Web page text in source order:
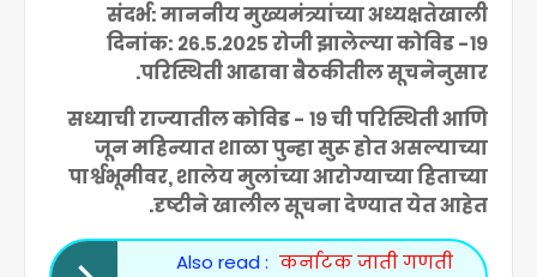
संदर्भ: माननीय मुख्यमंत्र्यांच्या अध्यक्षतेखाली
दिनांक: २६.५.२०२५ रोजी झालेल्या कोविड -१९
परिस्थिती आढावा बैठकीतील सूचनेनुसार.
सध्याची राज्यातील कोविड - १९ ची परिस्थिती आणि
जून महिन्यात शाळा पुन्हा सुरू होत असल्याच्या
पार्श्वभूमीवर, शालेय मुलांच्या आरोग्याच्या हिताच्या
दृष्टीने खालील सूचना देण्यात येत आहेत.
Also read : कर्नाटक जाती गणती